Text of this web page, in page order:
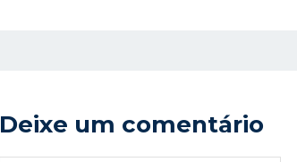
Deixe um comentário